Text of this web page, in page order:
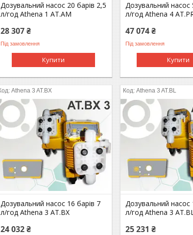
Дозувальний насос 20 барів 2,5
л/год Athena 1 AT.AM
28 307 ₴
Під замовлення
Купити
Дозувальний насос
л/год Athena 4
47 074 ₴
Під замовлення
Купити
Athena 3 AT.BX
Дозувальний насос 16 барів 7
л/год Athena 3 AT.BX
24 032 ₴
Athena 3 AT.BL
Дозувальний насос
л/год Athena 3
25 231 ₴